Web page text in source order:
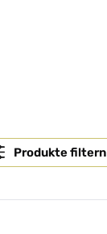
Produkte filtern